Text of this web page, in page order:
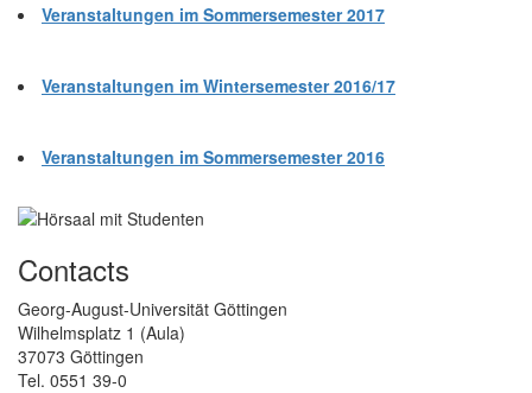
Veranstaltungen im Sommersemester 2017
Veranstaltungen im Wintersemester 2016/17
Veranstaltungen im Sommersemester 2016
Contacts
Georg-August-Universität Göttingen
Wilhelmsplatz 1 (Aula)
37073 Göttingen
Tel. 0551 39-0